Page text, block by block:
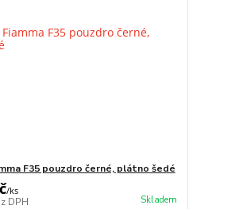
F35 pouzdro černé, plátno šedé
/ks
DPH Skladem